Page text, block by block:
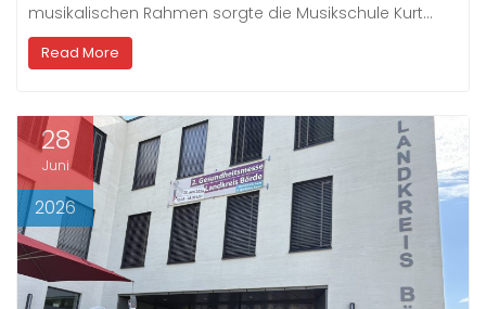
musikalischen Rahmen sorgte die Musikschule Kurt…
Read More
28
Juni
2026